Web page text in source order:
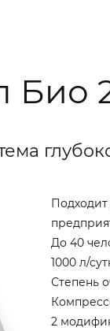
Био
До 40
1000 л/
Степень
2